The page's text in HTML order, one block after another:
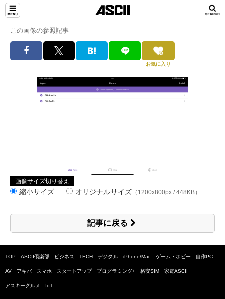
この画像の参照記事
お気に入り
画像サイズ切り替え
縮小サイズ オリジナルサイズ （1200x800px / 448KB）
記事に戻る
TOP ASCII倶楽部 ビジネス TECH デジタル iPhone/Mac ゲーム・ホビー 自作PC
AV アキバ スマホ スタートアップ プログラミング+ 格安SIM 家電ASCII
アスキーグルメ IoT